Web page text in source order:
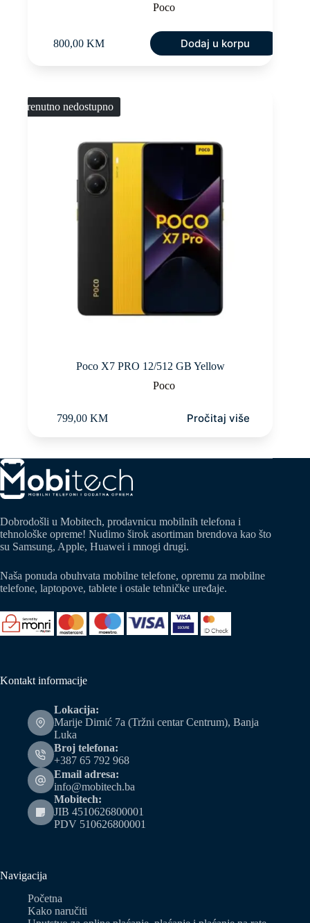
Poco
800,00 KM Dodaj u korpu
Trenutno nedostupno
Poco X7 PRO 12/512 GB Yellow
Poco
799,00 KM Pročitaj više
Dobrodošli u Mobitech, prodavnicu mobilnih telefona i
tehnološke opreme! Nudimo širok asortiman brendova kao što
su Samsung, Apple, Huawei i mnogi drugi.
Naša ponuda obuhvata mobilne telefone, opremu za mobilne
telefone, laptopove, tablete i ostale tehničke uređaje.
Kontakt informacije
Lokacija:
Marije Dimić 7a (Tržni centar Centrum), Banja
Luka
Broj telefona:
+387 65 792 968
Email adresa:
info@mobitech.ba
Mobitech:
JIB 4510626800001
PDV 510626800001
Navigacija
Početna
Kako naručiti